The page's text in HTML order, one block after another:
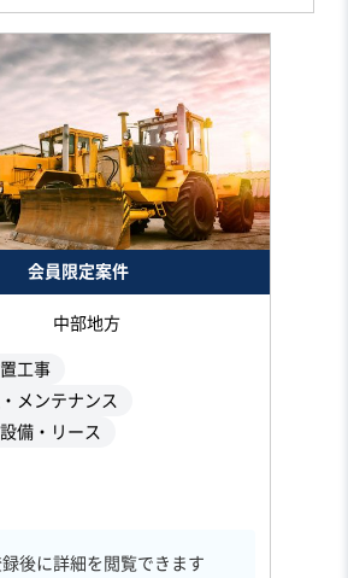
会員限定案件
中部地方
工事
メンテナンス
備・リース
後に詳細を閲覧できます